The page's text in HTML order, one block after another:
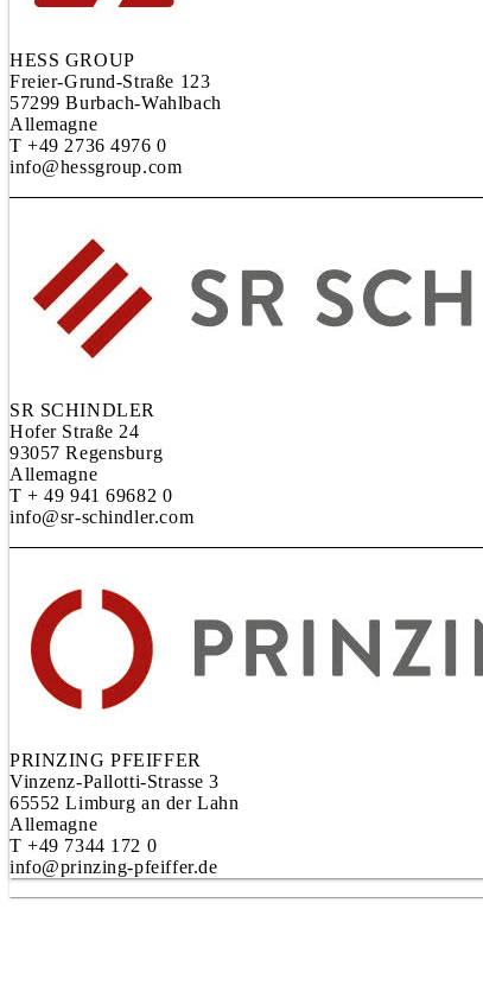
HESS GROUP
Freier-Grund-Straße 123
57299 Burbach-Wahlbach
Allemagne
T +49 2736 4976 0
info@hessgroup.com
SR SCHINDLER
Hofer Straße 24
93057 Regensburg
Allemagne
T + 49 941 69682 0
info@sr-schindler.com
PRINZING PFEIFFER
Vinzenz-Pallotti-Strasse 3
65552 Limburg an der Lahn
Allemagne
T +49 7344 172 0
info@prinzing-pfeiffer.de